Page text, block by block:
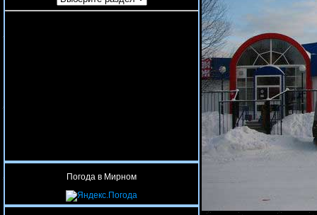
Погода в Мирном